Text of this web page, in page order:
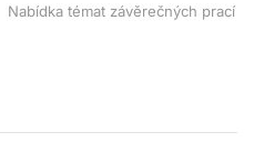
Nabídka témat závěrečných prací